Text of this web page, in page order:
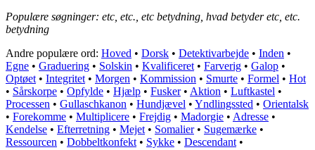
Populære søgninger: etc, etc., etc betydning, hvad betyder etc, etc.
betydning
Andre populære ord: Hoved • Dorsk • Detektivarbejde • Inden •
Egne • Graduering • Solskin • Kvalificeret • Farverig • Galop •
Optøet • Integritet • Morgen • Kommission • Smurte • Formel • Hot
• Sårskorpe • Opfylde • Hjælp • Fusker• Aktion • Luftkastel •
Processen • Gullaschkanon • Hundjævel • Yndlingssted • Orientalsk
• Forekomme • Multiplicere • Frejdig • Madorgie • Adresse •
Kendelse • Efterretning • Mejet • Somalier• Sugemærke •
Ressourcen • Dobbeltkonfekt • Sykke • Descendant •